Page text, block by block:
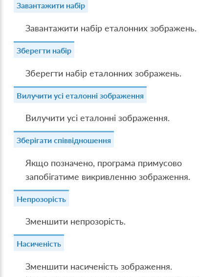
Завантажити набір
Завантажити набір еталонних зображень.
Зберегти набір
Зберегти набір еталонних зображень.
Вилучити усі еталонні зображення
Вилучити усі еталонні зображення.
Зберігати співвідношення
Якщо позначено, програма примусово
запобігатиме викривленню зображення.
Непрозорість
Зменшити непрозорість.
Насиченість
Зменшити насиченість зображення.